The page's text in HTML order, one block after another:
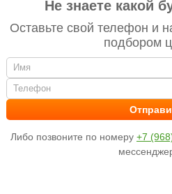
Не знаете какой
Оставьте свой телефон и
подбором
Либо позвоните по номеру +7